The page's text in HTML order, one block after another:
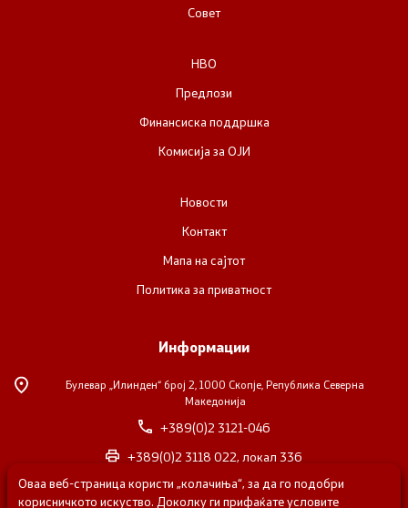
Совет
НВО
Предлози
Финансиска поддршка
Комисија за ОЈИ
Новости
Контакт
Мапа на сајтот
Политика за приватност
Информации
Булевар „Илинден“ број 2, 1000 Скопје, Република Северна
Македонија
+389(0)2 3121-046
+389(0)2 3118 022, локал 336
nvosorabotka@gs.gov.mk
Оваа веб-страница користи „колачиња“, за да го подобри
корисничкото искуство. Доколку ги прифаќате условите